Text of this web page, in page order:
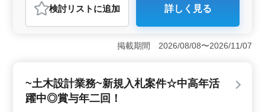
＜経験・年齢＞ 電気工事施工管理業務において5年以上
の豊富な経験を持つベテランが活躍しています。特に50
シップを発揮しています。 ＜業務内容＞ 屋内外の
ロジェクトの円滑な進行をサポートします。また、施工
図の作成や修正、各種書類の作成など、幅広い業務を通
じて、プロジェクトの成功に貢献します。 ＜待遇
検討リスト に追加 詳しく見る
掲載期間 2026/08/08〜2026/11/07
~土木設計業務~新規入札案件☆中高年活
躍中◎賞与年二回！